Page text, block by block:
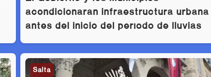
acondicionarán infraestructura urbana
antes del inicio del período de lluvias
Salta